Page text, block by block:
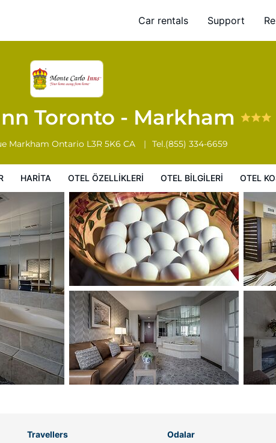
Car rentals Support
Toronto - Markham
Markham Ontario L3R 5K6 CA Tel.(855) 334-6659
HARITA OTEL ÖZELLIKLERI OTEL BILGILERI OTEL
Travellers Odalar